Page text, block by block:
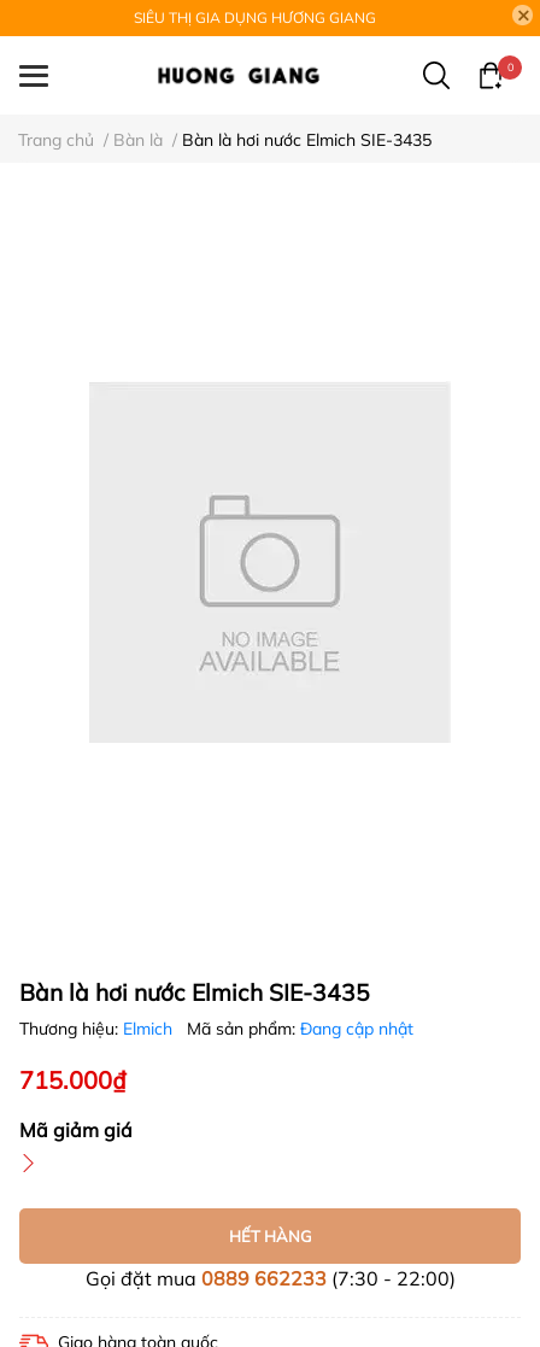
SIÊU THỊ GIA DỤNG HƯƠNG GIANG
0
Trang chủ / Bàn là / Bàn là hơi nước Elmich SIE-3435
Bàn là hơi nước Elmich SIE-3435
Thương hiệu: Elmich Mã sản phẩm: Đang cập nhật
715.000₫
Mã giảm giá
HẾT HÀNG
Gọi đặt mua 0889 662233(7:30 - 22:00)
Giao hàng toàn quốc